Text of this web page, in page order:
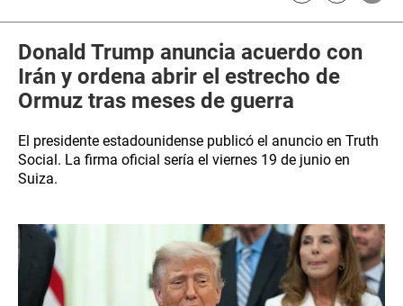
Donald Trump anuncia acuerdo con
Irán y ordena abrir el estrecho de
Ormuz tras meses de guerra
El presidente estadounidense publicó el anuncio en Truth
Social. La firma oficial sería el viernes 19 de junio en
Suiza.